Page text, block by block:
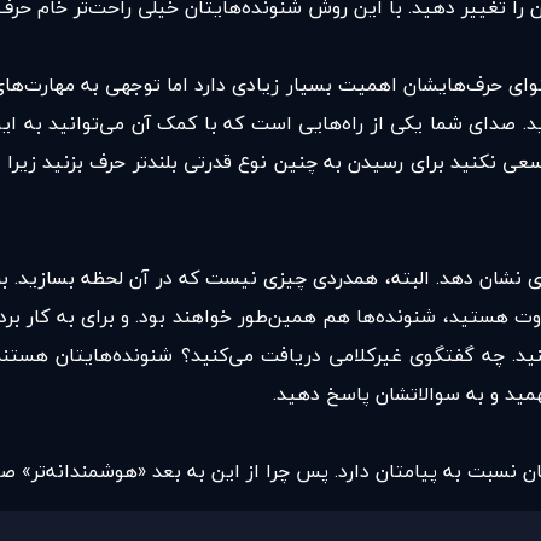
تغییر دهید. با این روش شنونده‌هایتان خیلی راحت‌تر خام
حرف‌هایشان اهمیت بسیار زیادی دارد اما توجهی به
صدای شما یکی از راه‌هایی است که با کمک آن می‌توانید
برای رسیدن به چنین نوع قدرتی بلندتر حرف بزنید
دهد. البته، همدردی چیزی نیست که در آن لحظه بسازید.
هستید، شنونده‌ها هم همین‌طور خواهند بود. و برای به کار
چه گفتگوی غیرکلامی دریافت می‌کنید؟ شنونده‌هایتان
و به سوالاتشان پاسخ دهید.
به پیامتان دارد. پس چرا از این به بعد «هوشمندانه‌تر»